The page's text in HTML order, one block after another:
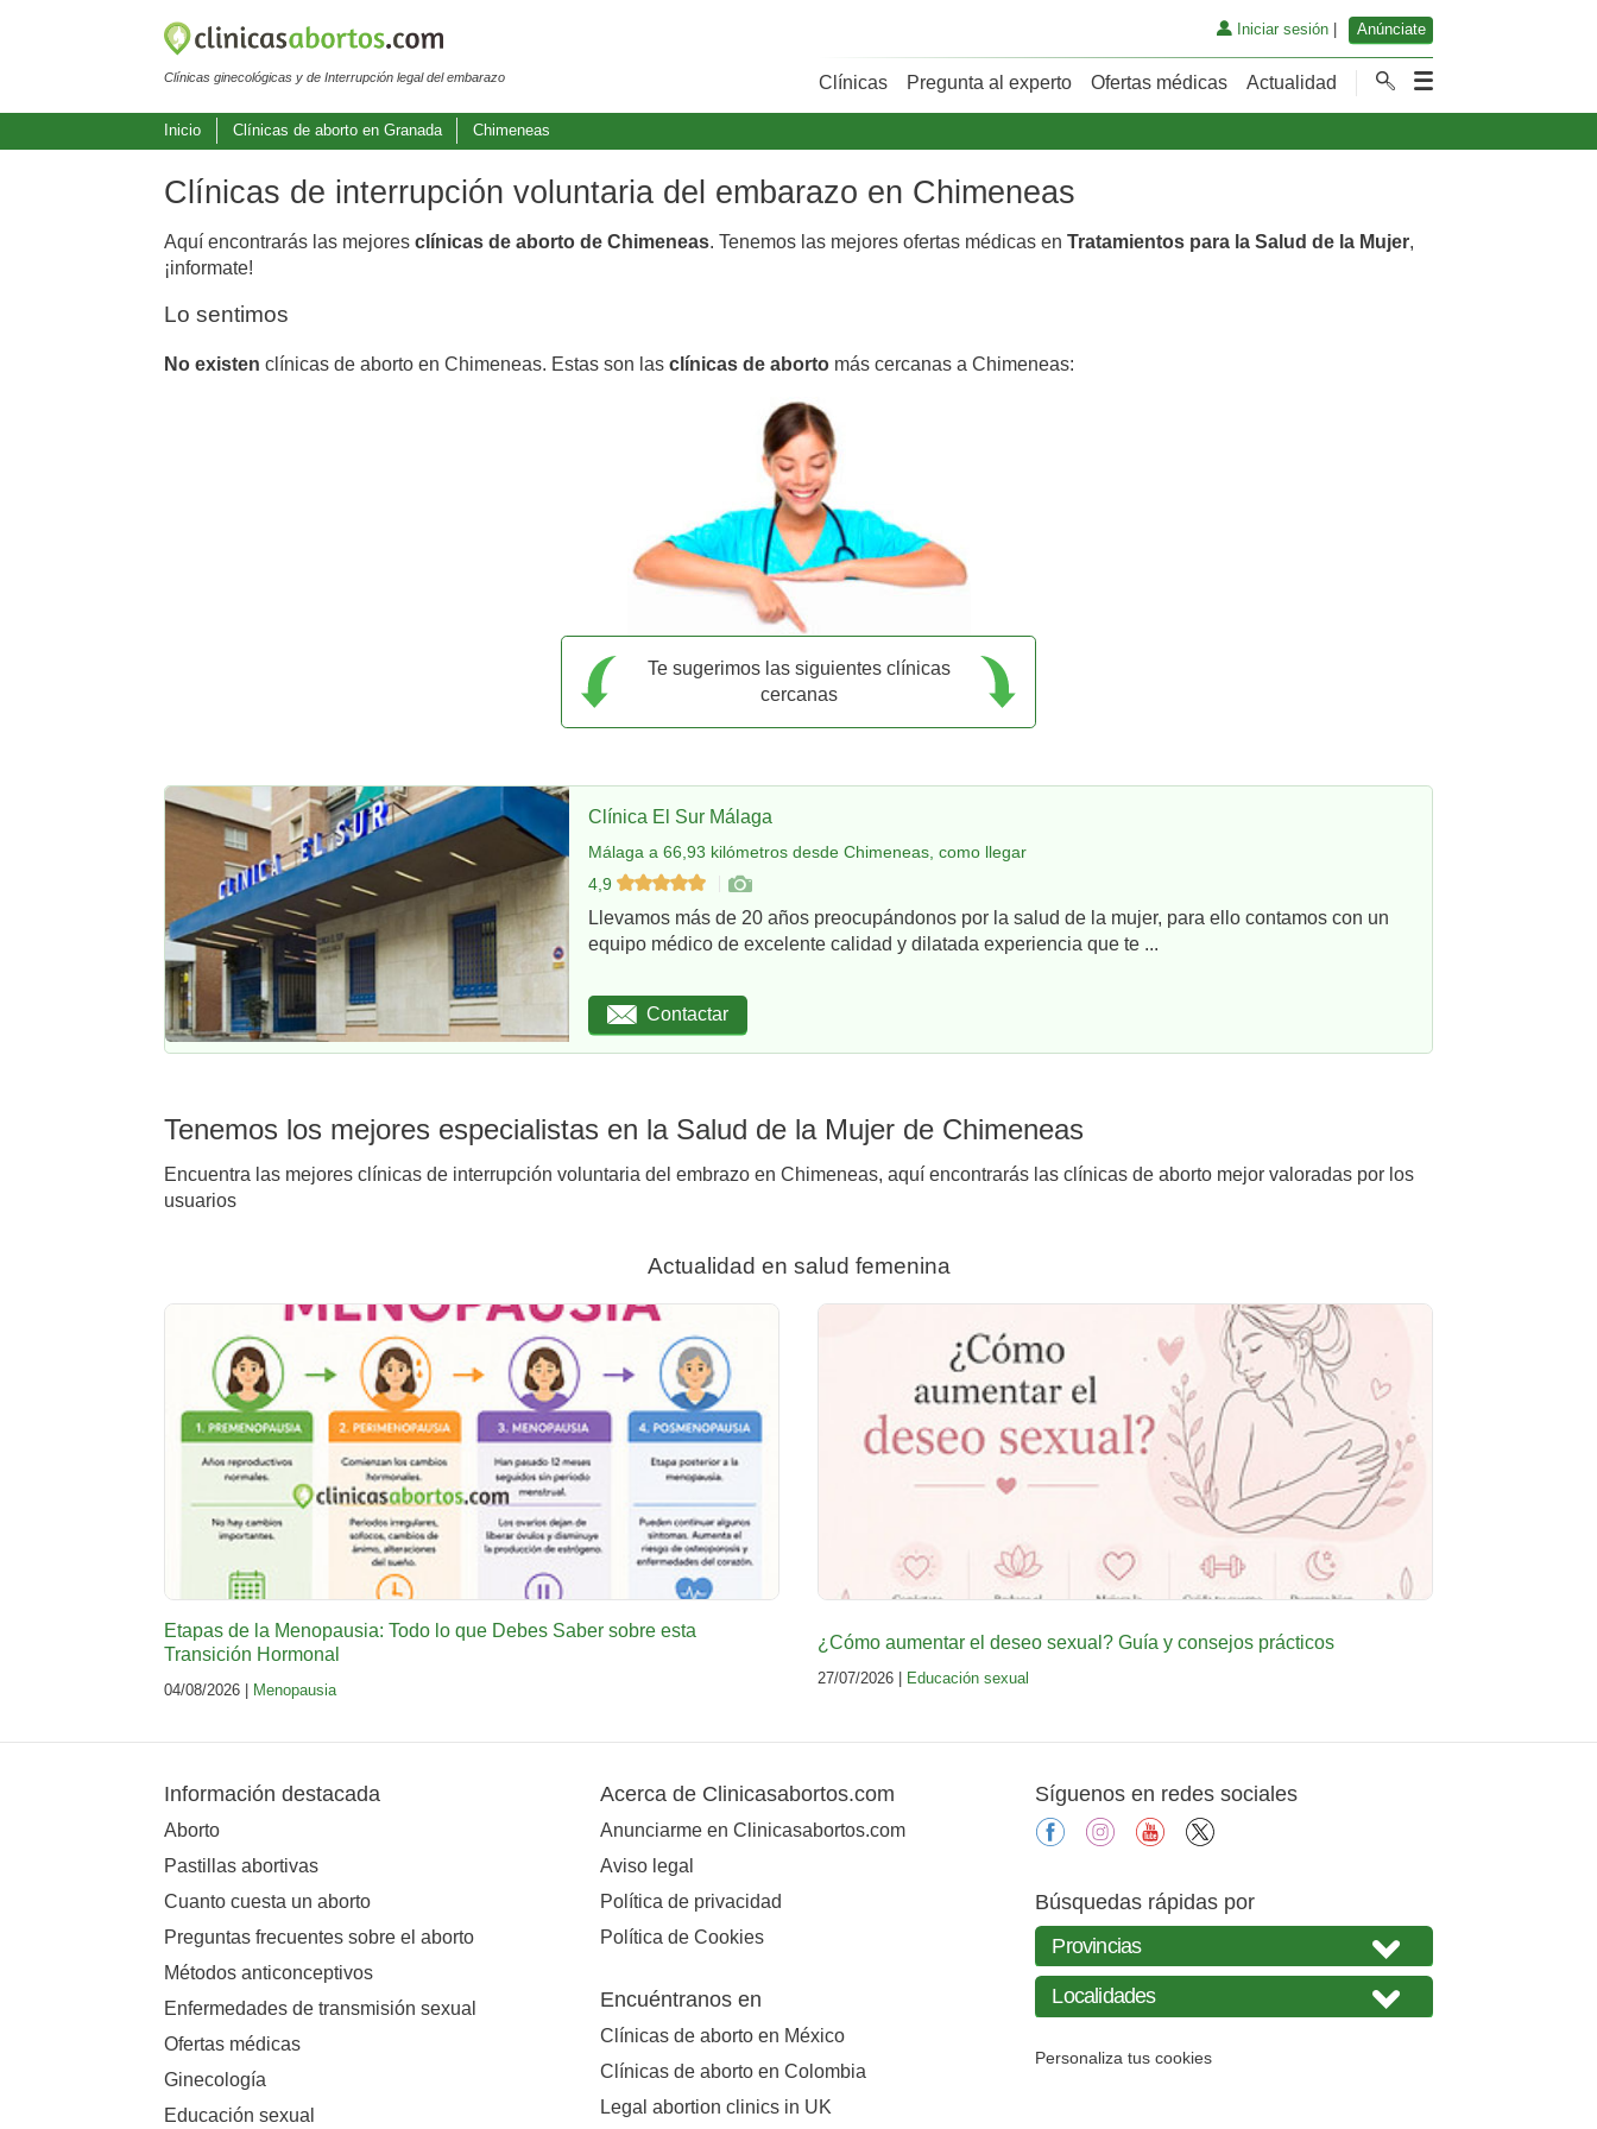
Clínicas ginecológicas y de Interrupción legal del embarazo
Iniciar sesión| Anúnciate
Clínicas Pregunta al experto Ofertas médicas Actualidad
Inicio Clínicas de aborto en Granada Chimeneas
Clínicas de interrupción voluntaria del embarazo en Chimeneas
Aquí encontrarás las mejores clínicas de aborto de Chimeneas. Tenemos las mejores ofertas médicas en Tratamientos para la Salud de la Mujer,
¡informate!
Lo sentimos
No existen clínicas de aborto en Chimeneas. Estas son las clínicas de aborto más cercanas a Chimeneas:
Te sugerimos las siguientes clínicas
cercanas
Clínica El Sur Málaga
Málaga a 66,93 kilómetros desde Chimeneas, como llegar
4,9
Llevamos más de 20 años preocupándonos por la salud de la mujer, para ello contamos con un
equipo médico de excelente calidad y dilatada experiencia que te ...
Contactar
Tenemos los mejores especialistas en la Salud de la Mujer de Chimeneas
Encuentra las mejores clínicas de interrupción voluntaria del embrazo en Chimeneas, aquí encontrarás las clínicas de aborto mejor valoradas por los
usuarios
Actualidad en salud femenina
Etapas de la Menopausia: Todo lo que Debes Saber sobre esta
Transición Hormonal
04/08/2026 | Menopausia
¿Cómo aumentar el deseo sexual? Guía y consejos prácticos
27/07/2026 | Educación sexual
Información destacada
Aborto
Pastillas abortivas
Cuanto cuesta un aborto
Preguntas frecuentes sobre el aborto
Métodos anticonceptivos
Enfermedades de transmisión sexual
Ofertas médicas
Ginecología
Educación sexual
Acerca de Clinicasabortos.com
Anunciarme en Clinicasabortos.com
Aviso legal
Política de privacidad
Política de Cookies
Encuéntranos en
Clínicas de aborto en México
Clínicas de aborto en Colombia
Legal abortion clinics in UK
Síguenos en redes sociales
facebookinstagramyoutube
Búsquedas rápidas por
Personaliza tus cookies